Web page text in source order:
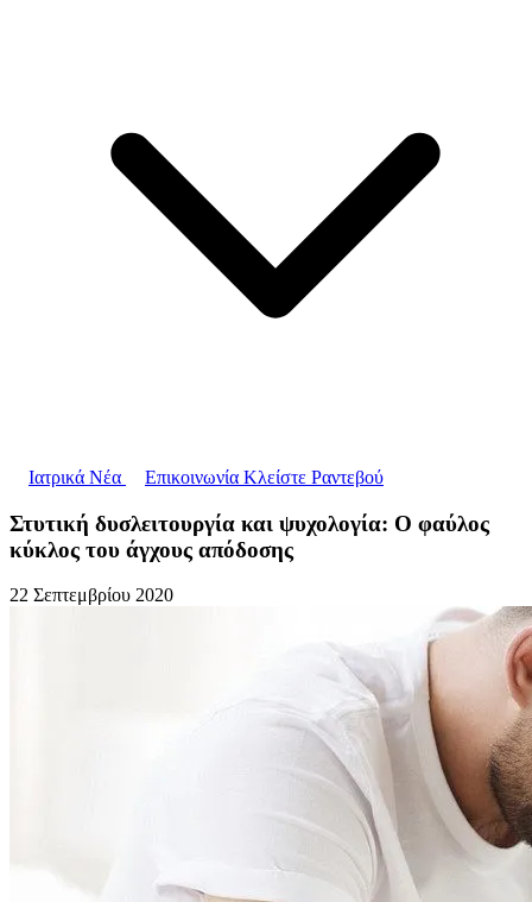
Ιατρικά Νέα Επικοινωνία Κλείστε Ραντεβού
Στυτική δυσλειτουργία και ψυχολογία: Ο φαύλος
κύκλος του άγχους απόδοσης
22 Σεπτεμβρίου 2020